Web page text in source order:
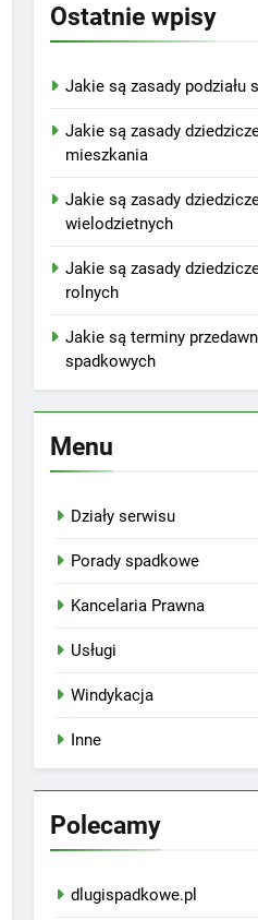
Ostatnie wpisy
Jakie są zasady podziału
Jakie są zasady
mieszkania
Jakie są zasady
wielodzietnych
Jakie są zasady
rolnych
Jakie są terminy
spadkowych
Menu
Działy serwisu
Porady spadkowe
Kancelaria Prawna
Usługi
Windykacja
Inne
Polecamy
dlugispadkowe.pl